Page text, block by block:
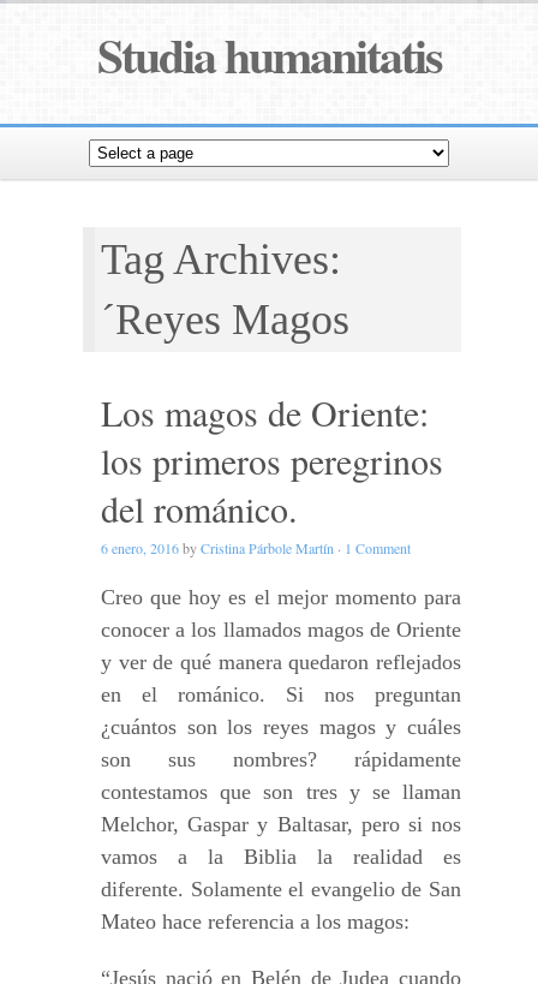
Studia humanitatis
Tag Archives:
´Reyes Magos
Los magos de Oriente:
los primeros peregrinos
del románico.
6 enero, 2016byCristina Párbole Martín · 1 Comment
Creo que hoy es el mejor momento para
conocer a los llamados magos de Oriente
y ver de qué manera quedaron reflejados
en el románico. Si nos preguntan
¿cuántos son los reyes magos y cuáles
son sus nombres? rápidamente
contestamos que son tres y se llaman
Melchor, Gaspar y Baltasar, pero si nos
vamos a la Biblia la realidad es
diferente. Solamente el evangelio de San
Mateo hace referencia a los magos:
“Jesús nació en Belén de Judea cuando